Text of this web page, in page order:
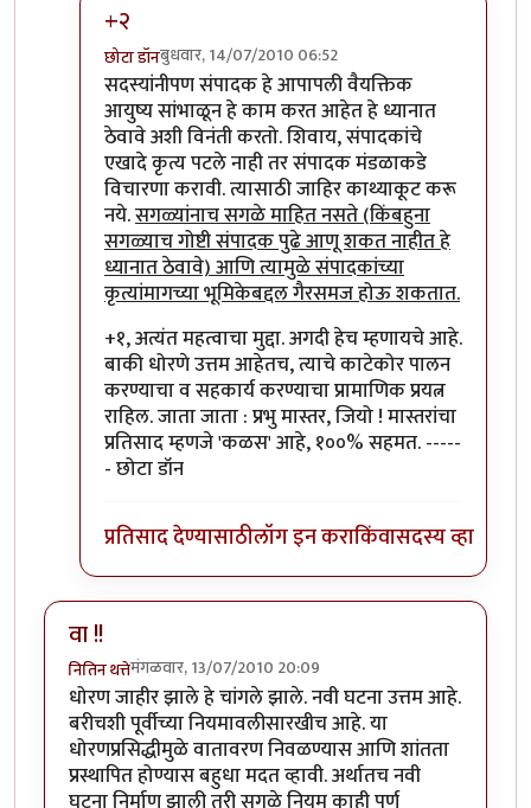
+२
छोटा डॉनबुधवार, 14/07/2010 06:52
In reply to+१byबिपिन कार्यकर्ते
सदस्यांनीपण संपादक हे आपापली वैयक्तिक
आयुष्य सांभाळून हे काम करत आहेत हे ध्यानात
ठेवावे अशी विनंती करतो. शिवाय, संपादकांचे
एखादे कृत्य पटले नाही तर संपादक मंडळाकडे
विचारणा करावी. त्यासाठी जाहिर काथ्याकूट करू
नये.सगळ्यांनाच सगळे माहित नसते (किंबहुना
सगळ्याच गोष्टी संपादक पुढे आणू शकत नाहीत हे
ध्यानात ठेवावे) आणि त्यामुळे संपादकांच्या
कृत्यांमागच्या भूमिकेबद्दल गैरसमज होऊ शकतात.
+१, अत्यंत महत्वाचा मुद्दा. अगदी हेच म्हणायचे आहे.
बाकी धोरणे उत्तम आहेतच, त्याचे काटेकोर पालन
करण्याचा व सहकार्य करण्याचा प्रामाणिक प्रयत्न
राहिल. जाता जाता : प्रभु मास्तर, जियो ! मास्तरांचा
प्रतिसाद म्हणजे 'कळस' आहे, १००% सहमत. -----
- छोटा डॉन
प्रतिसाद देण्यासाठीलॉग इन कराकिंवासदस्य व्हा
वा !!
नितिन थत्तेमंगळवार, 13/07/2010 20:09
धोरण जाहीर झाले हे चांगले झाले. नवी घटना उत्तम आहे.
बरीचशी पूर्वीच्या नियमावलीसारखीच आहे. या
धोरणप्रसिद्धीमुळे वातावरण निवळण्यास आणि शांतता
प्रस्थापित होण्यास बहुधा मदत व्हावी. अर्थातच नवी